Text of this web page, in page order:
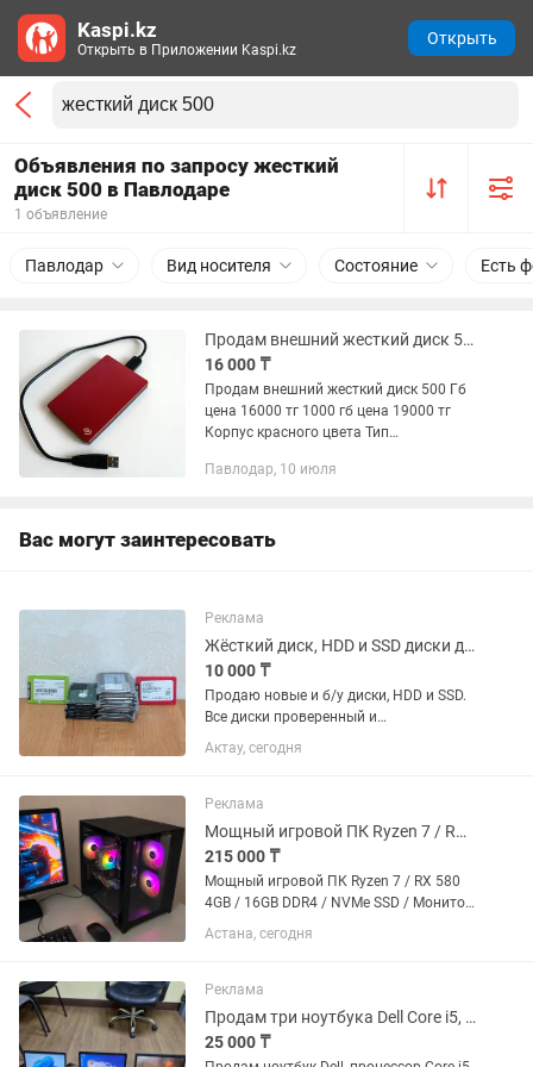
Объявления по запросу жесткий
диск 500 в Павлодаре
1 объявление
Павлодар Вид носителя Состояние Есть
Продам внешний жесткий диск 500 гб
16 000 ₸
Продам внешний жесткий диск 500 Гб
цена 16000 тг 1000 гб цена 19000 тг
Корпус красного цвета Тип
использовать как внешнее хранилище
Павлодар, 10 июля
Вас могут заинтересовать
Реклама
Жёсткий диск, HDD и SSD диски для компьютера и ноутбука, Новые
10 000 ₸
Продаю новые и б/у диски, HDD и SSD.
Все диски проверенный и
соответственно работоспособный! SSD
диски Новые. SSD 256GB (Розничная
HDD диски б/у. HDD 500...
Актау, сегодня
Реклама
Мощный игровой ПК Ryzen 7 / RX 580 4GB / 16GB DDR4 / NVMe SSD / Монитор
215 000 ₸
Мощный игровой ПК Ryzen 7 / RX 580
4GB / 16GB DDR4 / NVMe SSD / Монитор
Продам мощный игровой компьютер
на 8 ядерном Ryzen 7 в комплекте с
современных игр, учебы,...
Астана, сегодня
Реклама
Продам три ноутбука Dell Core i5, Compaq Core i3, Compaq.
25 000 ₸
Kaspi.kz
Открыть в Приложении Kaspi.kz
Открыть